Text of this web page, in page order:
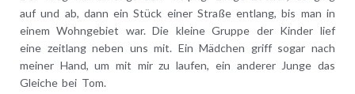
auf und ab, dann ein Stück einer Straße entlang, bis man in
einem Wohngebiet war. Die kleine Gruppe der Kinder lief
eine zeitlang neben uns mit. Ein Mädchen griff sogar nach
meiner Hand, um mit mir zu laufen, ein anderer Junge das
Gleiche bei Tom.